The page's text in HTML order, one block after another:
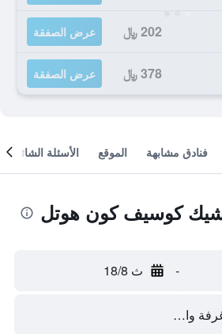
202 ﷼ عرض الصفقة
378 ﷼ عرض الصفقة
فنادق مشابهة الموقع الأسئلة الشائعة
كوسيف كون هوتل
- ث 18/8